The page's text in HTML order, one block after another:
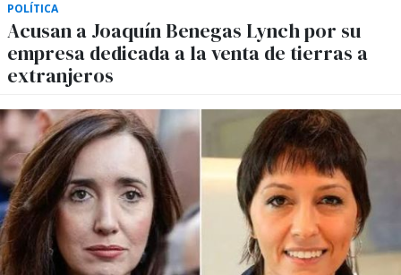
POLÍTICA
Acusan a Joaquín Benegas Lynch por su
empresa dedicada a la venta de tierras a
extranjeros